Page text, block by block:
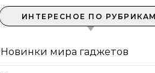
ИНТЕРЕСНОЕ ПО РУБРИКАМ
Новинки мира гаджетов